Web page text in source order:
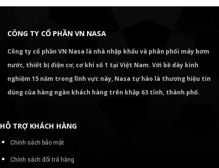
CÔNG TY CỔ PHẦN VN NASA
Công ty cổ phần VN Nasa là nhà nhập khẩu và phân phối máy bơm
nước, thiết bị điện cơ, cơ khí số 1 tại Việt Nam. Với bề dày kinh
nghiệm 15 năm trong lĩnh vực này, Nasa tự hào là thương hiệu tin
dùng của hàng ngàn khách hàng trên khắp 63 tỉnh, thành phố.
HỖ TRỢ KHÁCH HÀNG
Chính sách bảo mật
Chính sách đổi trả hàng